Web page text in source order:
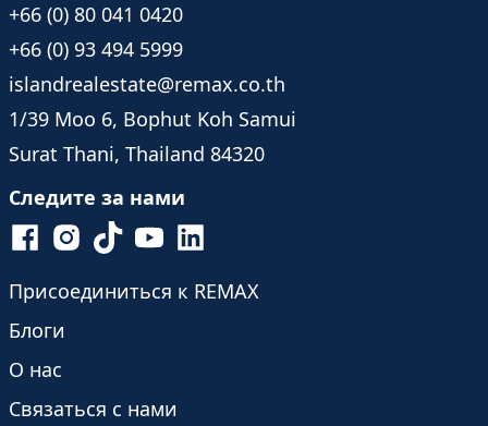
+66 (0) 80 041 0420
+66 (0) 93 494 5999
islandrealestate@remax.co.th
1/39 Moo 6, Bophut Koh Samui
Surat Thani, Thailand 84320
Следите за нами
Присоединиться к REMAX
Блоги
О нас
Связаться с нами